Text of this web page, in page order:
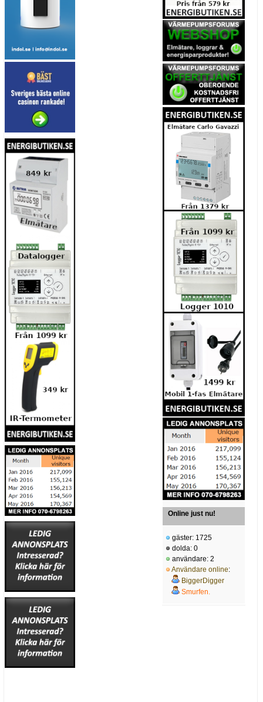
Online just nu!
gäster: 1725
dolda: 0
användare: 2
Användare online:
BiggerDigger
Smurfen.